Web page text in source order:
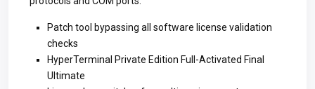
Patch tool bypassing all software license validation
checks
HyperTerminal Private Edition Full-Activated Final
Ultimate